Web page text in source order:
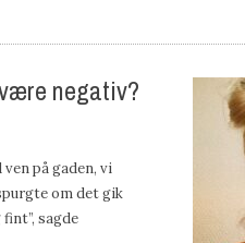
negativ?
på gaden, vi
om det gik
sagde